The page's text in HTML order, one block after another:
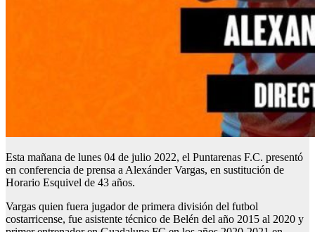
Esta mañana de lunes 04 de julio 2022, el Puntarenas F.C. presentó
en conferencia de prensa a Alexánder Vargas, en sustitución de
Horario Esquivel de 43 años.
Vargas quien fuera jugador de primera división del futbol
costarricense, fue asistente técnico de Belén del año 2015 al 2020 y